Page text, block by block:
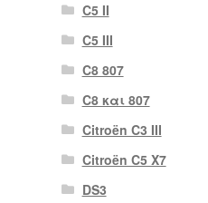
C5 II
C5 III
C8 807
C8 και 807
Citroën C3 III
Citroën C5 X7
DS3